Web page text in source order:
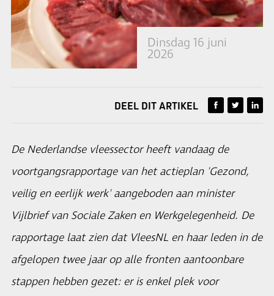
Dinsdag 16 juni
2026
DEEL DIT ARTIKEL
De Nederlandse vleessector heeft vandaag de
voortgangsrapportage van het actieplan 'Gezond,
veilig en eerlijk werk' aangeboden aan minister
Vijlbrief van Sociale Zaken en Werkgelegenheid. De
rapportage laat zien dat VleesNL en haar leden in de
afgelopen twee jaar op alle fronten aantoonbare
stappen hebben gezet: er is enkel plek voor